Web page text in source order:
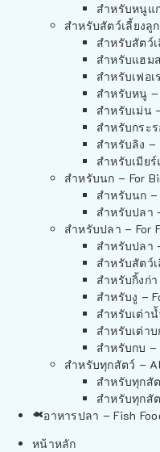
สำหรับหนูแ
สำหรับสัตว์เลี้ยงลู
สำหรับสัตว์
สำหรับแฮม
สำหรับเฟอเ
สำหรับหนู –
สำหรับเม่น
สำหรับกระ
สำหรับลิง –
สำหรับเมีย
สำหรับนก – For
สำหรับนก –
สำหรับปลา
สำหรับปลา – For
สำหรับปลา
สำหรับสัตว์
สำหรับกิ้งก่
สำหรับงู –
สำหรับเต่า
สำหรับเต่า
สำหรับกบ –
สำหรับทุกสัตว์ –
สำหรับทุกสั
สำหรับทุกสั
อาหารปลา – Fish
หน้าหลัก